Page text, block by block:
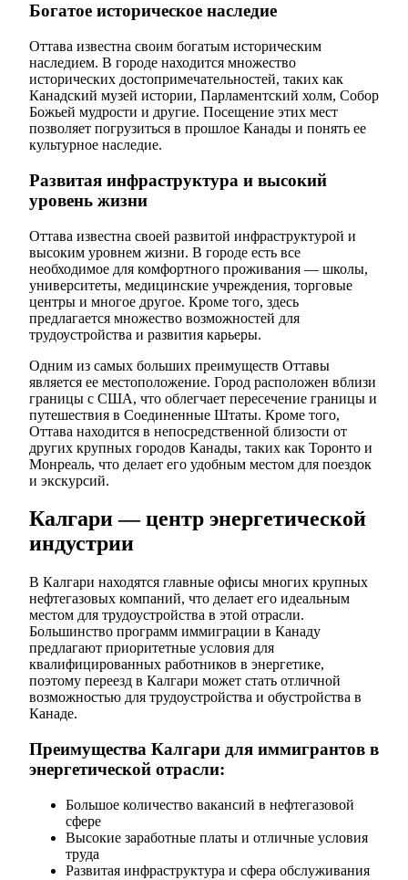
Богатое историческое наследие
Оттава известна своим богатым историческим
наследием. В городе находится множество
исторических достопримечательностей, таких как
Канадский музей истории, Парламентский холм, Собор
Божьей мудрости и другие. Посещение этих мест
позволяет погрузиться в прошлое Канады и понять ее
культурное наследие.
Развитая инфраструктура и высокий
уровень жизни
Оттава известна своей развитой инфраструктурой и
высоким уровнем жизни. В городе есть все
необходимое для комфортного проживания — школы,
университеты, медицинские учреждения, торговые
центры и многое другое. Кроме того, здесь
предлагается множество возможностей для
трудоустройства и развития карьеры.
Одним из самых больших преимуществ Оттавы
является ее местоположение. Город расположен вблизи
границы с США, что облегчает пересечение границы и
путешествия в Соединенные Штаты. Кроме того,
Оттава находится в непосредственной близости от
других крупных городов Канады, таких как Торонто и
Монреаль, что делает его удобным местом для поездок
и экскурсий.
Калгари — центр энергетической
индустрии
В Калгари находятся главные офисы многих крупных
нефтегазовых компаний, что делает его идеальным
местом для трудоустройства в этой отрасли.
Большинство программ иммиграции в Канаду
предлагают приоритетные условия для
квалифицированных работников в энергетике,
поэтому переезд в Калгари может стать отличной
возможностью для трудоустройства и обустройства в
Канаде.
Преимущества Калгари для иммигрантов в
энергетической отрасли:
Большое количество вакансий в нефтегазовой
сфере
Высокие заработные платы и отличные условия
труда
Развитая инфраструктура и сфера обслуживания